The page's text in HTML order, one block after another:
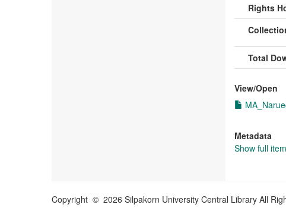
Rights
Total
View/Open
Metadata
Show full
Copyright © 2026 Silpakorn University Central Library All